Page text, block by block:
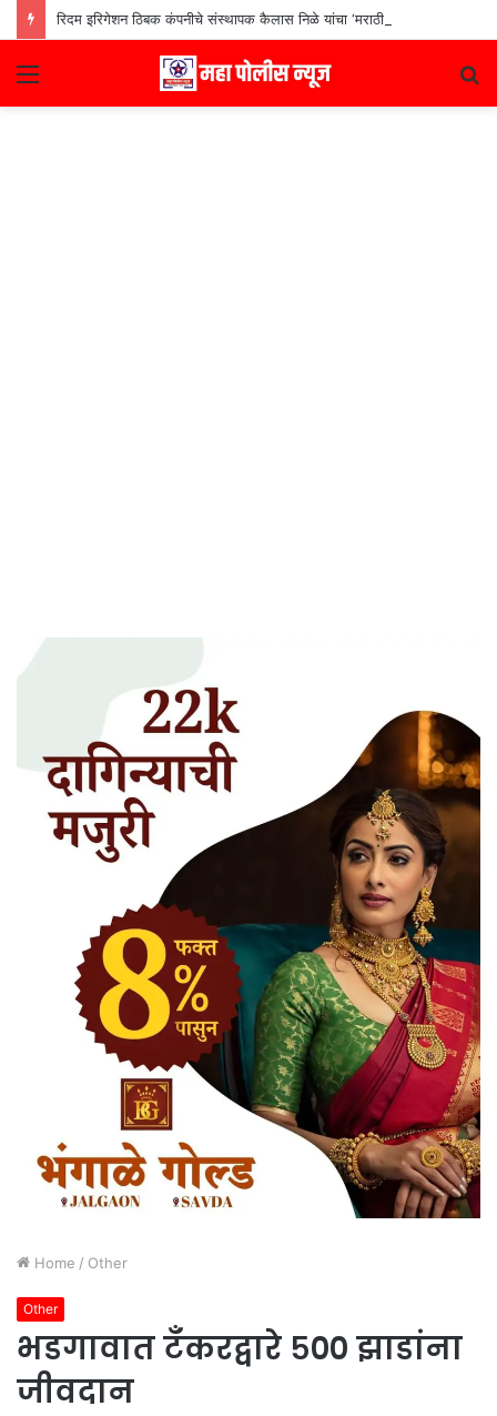
Menu
Home / Other
Other
भडगावात टँकरद्वारे ५०० झाडांना
जीवदान